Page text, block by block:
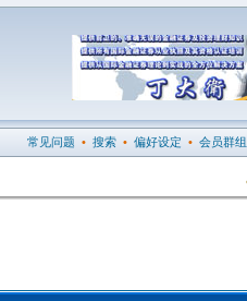
常见问题 • 搜索 • 偏好设定 • 会员群组